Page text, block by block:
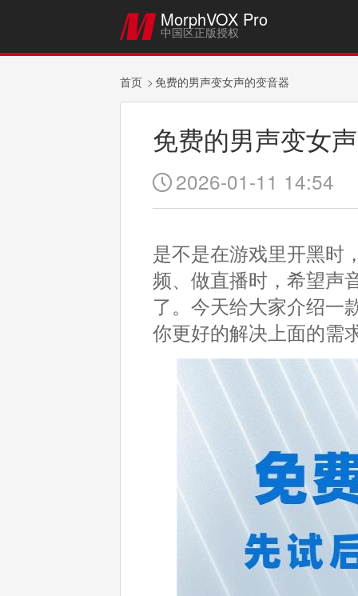
 MorphVOX Pro
中国区正版授权
首页 免费的男声变女声的变音器
免费的男声变女
 2026-01-11 14:54
是不是在游戏里开黑时
频、做直播时，希望声
了。今天给大家介绍一
你更好的解决上面的需